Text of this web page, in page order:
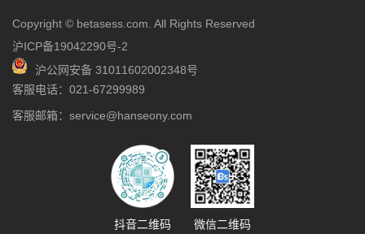
Copyright © betasess.com. All Rights Reserved
沪ICP备19042290号-2
沪公网安备 31011602002348号
客服电话：021-67299989
客服邮箱：service@hanseony.com
抖音二维码 微信二维码